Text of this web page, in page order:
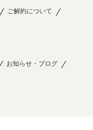
ご解約について
お知らせ・ブログ